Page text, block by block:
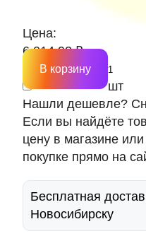
Цена:
6 014.92 ₽
шт
В корзину
Нашли дешевле?
Если вы найдёте
цену в магазине
покупке прямо на
Бесплатная
Новосибирску